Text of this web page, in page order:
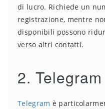
di lucro. Richiede un
registrazione, mentre
disponibili possono
verso altri contatti.
2. Telegram
Telegram è